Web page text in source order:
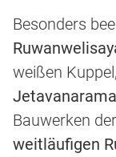
Besonders
weißen
Bauwerken
weitläufigen